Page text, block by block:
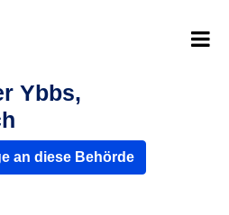
Ybbs,
an diese Behörde